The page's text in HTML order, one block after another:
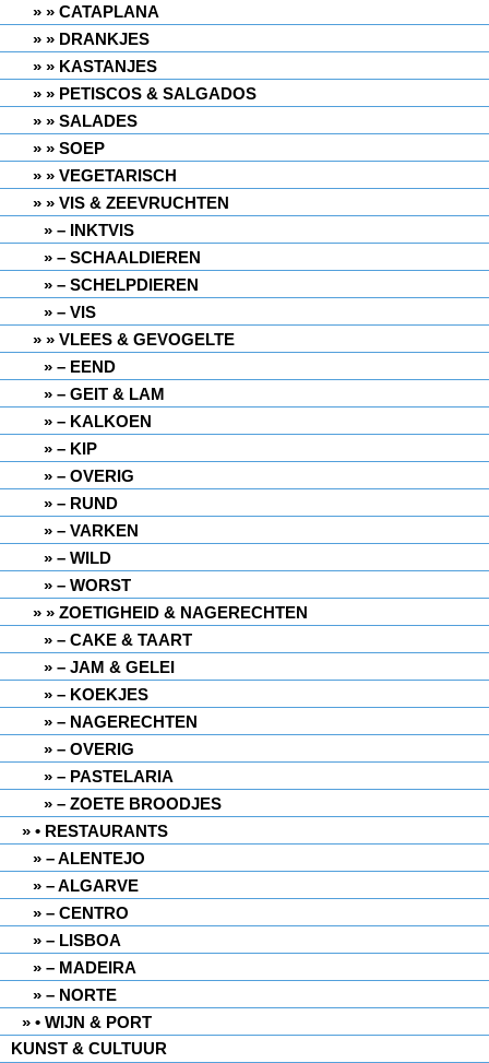
» CATAPLANA
» DRANKJES
» KASTANJES
» PETISCOS & SALGADOS
» SALADES
» SOEP
» VEGETARISCH
» VIS & ZEEVRUCHTEN
– INKTVIS
– SCHAALDIEREN
– SCHELPDIEREN
– VIS
» VLEES & GEVOGELTE
– EEND
– GEIT & LAM
– KALKOEN
– KIP
– OVERIG
– RUND
– VARKEN
– WILD
– WORST
» ZOETIGHEID & NAGERECHTEN
– CAKE & TAART
– JAM & GELEI
– KOEKJES
– NAGERECHTEN
– OVERIG
– PASTELARIA
– ZOETE BROODJES
• RESTAURANTS
– ALENTEJO
– ALGARVE
– CENTRO
– LISBOA
– MADEIRA
– NORTE
• WIJN & PORT
KUNST & CULTUUR